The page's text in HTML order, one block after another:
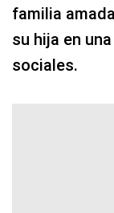
familia amada
su hija en
sociales.